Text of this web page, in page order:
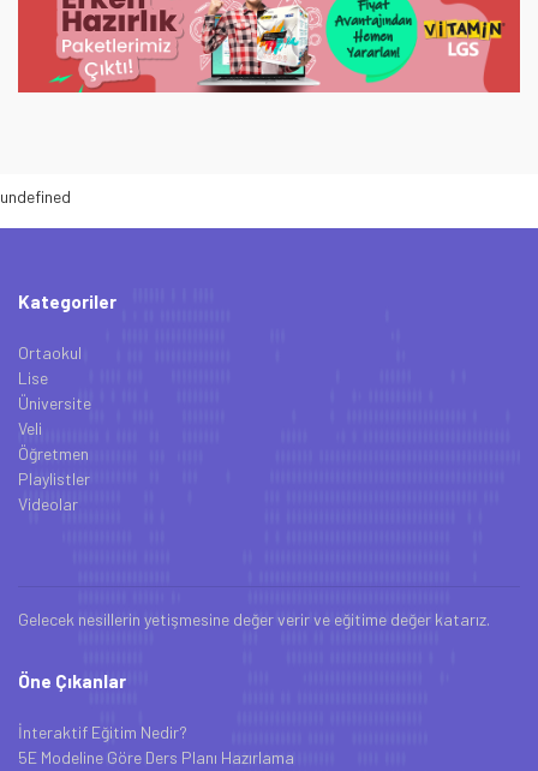
undefined
Kategoriler
Ortaokul
Lise
Üniversite
Veli
Öğretmen
Playlistler
Videolar
Gelecek nesillerin yetişmesine değer verir ve eğitime değer katarız.
Öne Çıkanlar
İnteraktif Eğitim Nedir?
5E Modeline Göre Ders Planı Hazırlama